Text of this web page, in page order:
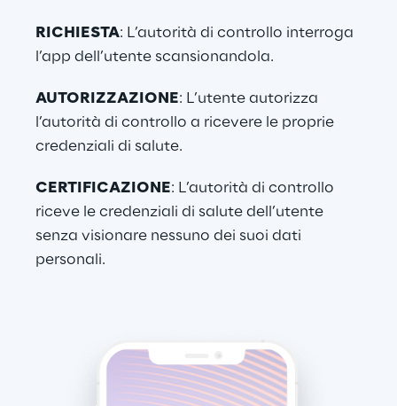
RICHIESTA: L’autorità di controllo interroga
l’app dell’utente scansionandola.
AUTORIZZAZIONE: L’utente autorizza
l’autorità di controllo a ricevere le proprie
credenziali di salute.
CERTIFICAZIONE: L’autorità di controllo
riceve le credenziali di salute dell’utente
senza visionare nessuno dei suoi dati
personali.